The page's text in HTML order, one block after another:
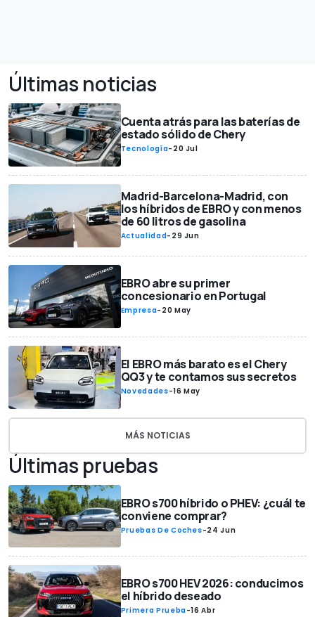
Últimas noticias
Cuenta atrás para las baterías de
estado sólido de Chery
Tecnología- 20 Jul
Madrid-Barcelona-Madrid, con
los híbridos de EBRO y con menos
de 60 litros de gasolina
Actualidad- 29 Jun
EBRO abre su primer
concesionario en Portugal
Empresa- 20 May
El EBRO más barato es el Chery
QQ3 y te contamos sus secretos
Novedades-16 May
MÁS NOTICIAS
Últimas pruebas
EBRO s700 híbrido o PHEV: ¿cuál te
conviene comprar?
Pruebas De Coches-24 Jun
EBRO s700 HEV 2026: conducimos
el híbrido deseado
Primera Prueba-16 Abr